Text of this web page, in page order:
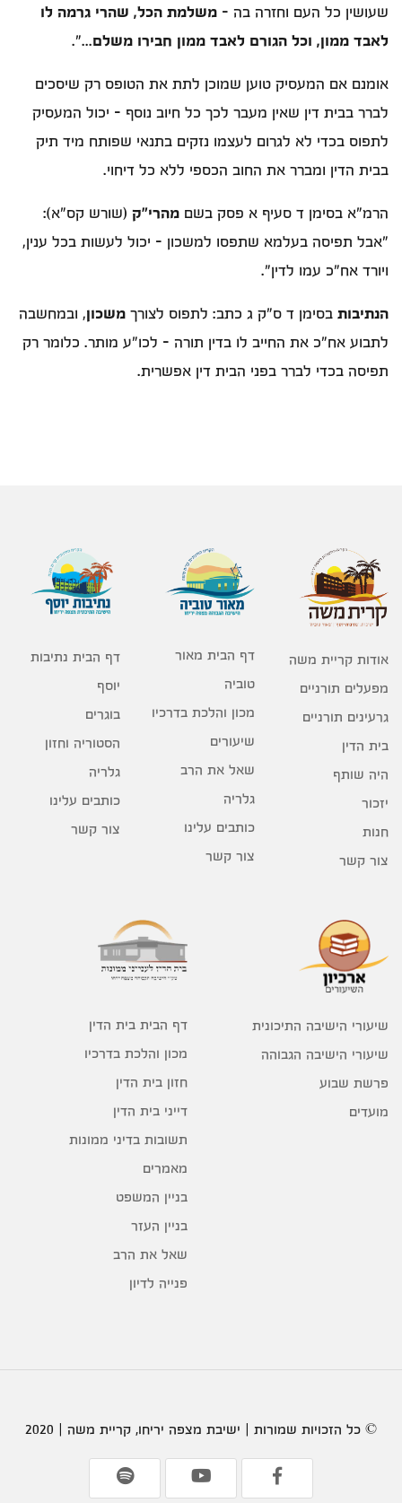
שעושין כל העם וחזרה בה - משלמת הכל, שהרי גרמה לו
לאבד ממון, וכל הגורם לאבד ממון חבירו משלם...".
אומנם אם המעסיק טוען שמוכן לתת את הטופס רק שיסכים
לברר בבית דין שאין מעבר לכך כל חיוב נוסף - יכול המעסיק
לתפוס בכדי לא לגרום לעצמו נזקים בתנאי שפותח מיד תיק
בבית הדין ומברר את החוב הכספי ללא כל דיחוי.
הרמ"א בסימן ד סעיף א פסק בשם מהרי"ק (שורש קס"א):
"אבל תפיסה בעלמא שתפסו למשכון - יכול לעשות בכל ענין,
ויורד אח"כ עמו לדין".
הנתיבות בסימן ד ס"ק ג כתב: לתפוס לצורך משכון, ובמחשבה
לתבוע אח"כ את החייב לו בדין תורה - לכו"ע מותר. כלומר רק
תפיסה בכדי לברר בפני הבית דין אפשרית.
אודות קריית משה
מפעלים תורניים
גרעינים תורניים
בית הדין
היה שותף
יזכור
חנות
צור קשר
דף הבית מאור
טוביה
מכון והלכת בדרכיו
שיעורים
שאל את הרב
גלריה
כותבים עלינו
צור קשר
דף הבית נתיבות
יוסף
בוגרים
הסטוריה וחזון
גלריה
כותבים עלינו
צור קשר
שיעורי הישיבה התיכונית
שיעורי הישיבה הגבוהה
פרשת שבוע
מועדים
דף הבית בית הדין
מכון והלכת בדרכיו
חזון בית הדין
דייני בית הדין
תשובות בדיני ממונות
מאמרים
בניין המשפט
בניין העזר
שאל את הרב
פנייה לדיון
© כל הזכויות שמורות | ישיבת מצפה יריחו, קריית משה | 2020